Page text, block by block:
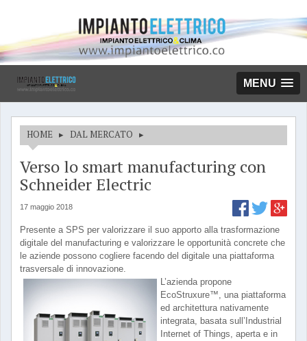
MENU
HOME ▸ DAL MERCATO ▸
Verso lo smart manufacturing con
Schneider Electric
17 maggio 2018
Presente a SPS per valorizzare il suo apporto alla trasformazione
digitale del manufacturing e valorizzare le opportunità concrete che
le aziende possono cogliere facendo del digitale una piattaforma
trasversale di innovazione.
L’azienda propone
EcoStruxure™, una piattaforma
ed architettura nativamente
integrata, basata sull’Industrial
Internet of Things, aperta e in